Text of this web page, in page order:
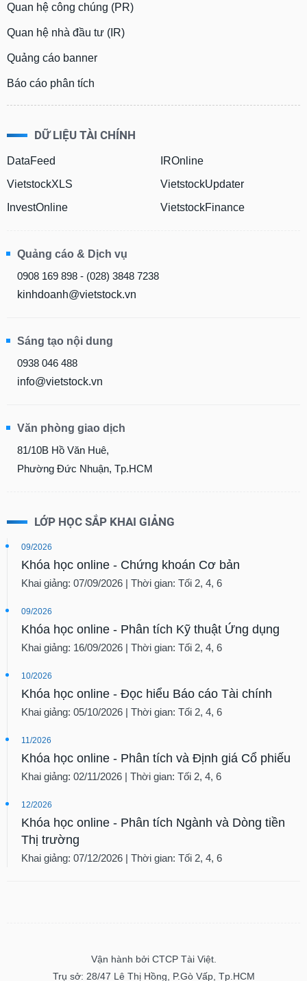
Quan hệ công chúng (PR)
Quan hệ nhà đầu tư (IR)
Quảng cáo banner
Báo cáo phân tích
DỮ LIỆU TÀI CHÍNH
DataFeed
VietstockXLS
InvestOnline
IROnline
VietstockUpdater
VietstockFinance
Quảng cáo & Dịch vụ
0908 169 898 - (028) 3848 7238
kinhdoanh@vietstock.vn
Sáng tạo nội dung
0938 046 488
info@vietstock.vn
Văn phòng giao dịch
81/10B Hồ Văn Huê,
Phường Đức Nhuận, Tp.HCM
LỚP HỌC SẮP KHAI GIẢNG
09/2026
Khóa học online - Chứng khoán Cơ bản
Khai giảng: 07/09/2026 | Thời gian: Tối 2, 4, 6
09/2026
Khóa học online - Phân tích Kỹ thuật Ứng dụng
Khai giảng: 16/09/2026 | Thời gian: Tối 2, 4, 6
10/2026
Khóa học online - Đọc hiểu Báo cáo Tài chính
Khai giảng: 05/10/2026 | Thời gian: Tối 2, 4, 6
11/2026
Khóa học online - Phân tích và Định giá Cổ phiếu
Khai giảng: 02/11/2026 | Thời gian: Tối 2, 4, 6
12/2026
Khóa học online - Phân tích Ngành và Dòng tiền
Thị trường
Khai giảng: 07/12/2026 | Thời gian: Tối 2, 4, 6
Vận hành bởi CTCP Tài Việt.
Trụ sở: 28/47 Lê Thị Hồng, P.Gò Vấp, Tp.HCM